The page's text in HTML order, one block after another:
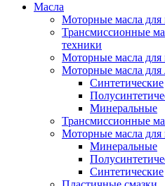
Масла
Моторные масла для
Трансмиссионные
техники
Моторные масла для
Моторные масла для
Синтетические
Минеральные
Трансмиссионные
Моторные масла для
Минеральные
Синтетические